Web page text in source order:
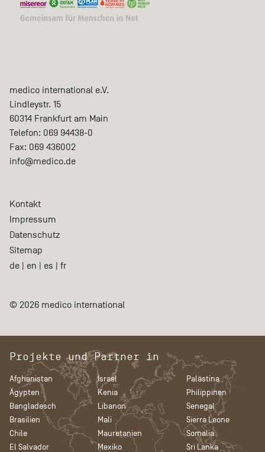
medico international e.V.
Lindleystr. 15
60314 Frankfurt am Main
Telefon: 069 94438-0
Fax: 069 436002
info@medico.de
Kontakt
Impressum
Datenschutz
Sitemap
de | en | es | fr
© 2026 medico international
Projekte und Partner in
Afghanistan
Ägypten
Bangladesch
Brasilien
Chile
El Salvador
Israel
Kenia
Libanon
Mali
Mauretanien
Mexiko
Palästina
Philippinen
Senegal
Sierra Leone
Somalia
Sri Lanka